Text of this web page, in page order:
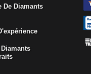
De Diamants